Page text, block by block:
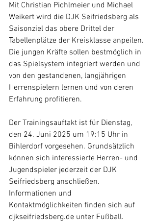
Mit Christian Pichlmeier und Michael
Weikert wird die DJK Seifriedsberg als
Saisonziel das obere Drittel der
Tabellenplätze der Kreisklasse anpeilen.
Die jungen Kräfte sollen bestmöglich in
das Spielsystem integriert werden und
von den gestandenen, langjährigen
Herrenspielern lernen und von deren
Erfahrung profitieren.
Der Trainingsauftakt ist für Dienstag,
den 24. Juni 2025 um 19:15 Uhr in
Bihlerdorf vorgesehen. Grundsätzlich
können sich interessierte Herren- und
Jugendspieler jederzeit der DJK
Seifriedsberg anschließen.
Informationen und
Kontaktmöglichkeiten finden sich auf
djkseifriedsberg.de unter Fußball.